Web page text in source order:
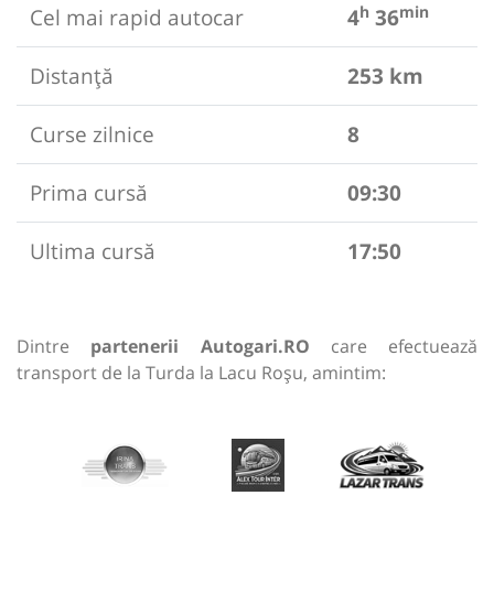
Cel mai rapid autocar
4h 36min
Distanță
253 km
Curse zilnice
8
Prima cursă
09:30
Ultima cursă
17:50
Dintre partenerii Autogari.RO care efectuează
transport de la Turda la Lacu Roșu, amintim: